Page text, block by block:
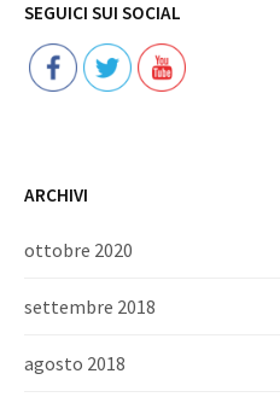
SEGUICI SUI SOCIAL
ARCHIVI
ottobre 2020
settembre 2018
agosto 2018